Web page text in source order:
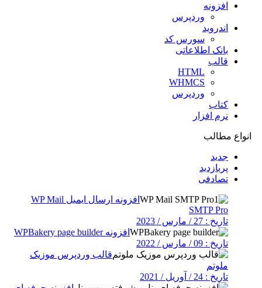
افزونه
وردپرس
اندروید
سورس کد
بانک اطلاعاتی
قالب
HTML
WHMCS
وردپرس
کتاب
نرم افزار
انواع مطالب
جدید
پربازدید
تصادفی
افزونه ارسال ایمیل WP Mail
SMTP Pro
تاریخ : 27 / مارس / 2023
افزونه WPBakery page builder
تاریخ : 09 / مارس / 2022
قالب وردپرس موزیک
ملوتم
تاریخ : 24 / آوریل / 2021